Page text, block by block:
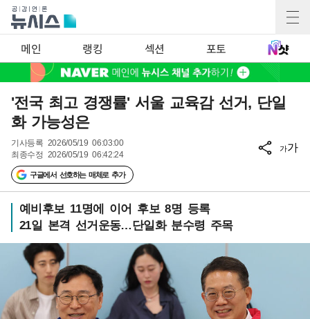
메인 랭킹 섹션 포토
'전국 최고 경쟁률' 서울 교육감 선거, 단일
화 가능성은
기사등록 2026/05/19 06:03:00
최종수정 2026/05/19 06:42:24
구글에서 선호하는 매체로 추가
가가
예비후보 11명에 이어 후보 8명 등록
21일 본격 선거운동…단일화 분수령 주목